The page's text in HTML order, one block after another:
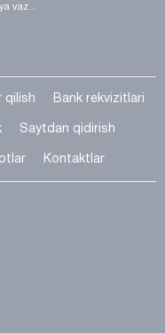
vaz...
qilish Bank rekvizitlari
Saytdan qidirish
Kontaktlar